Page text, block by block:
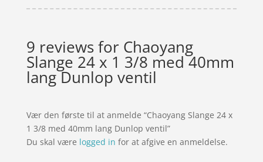
9 reviews for Chaoyang
Slange 24 x 1 3/8 med 40mm
lang Dunlop ventil
Vær den første til at anmelde “Chaoyang Slange 24 x
1 3/8 med 40mm lang Dunlop ventil”
Du skal være logged in for at afgive en anmeldelse.